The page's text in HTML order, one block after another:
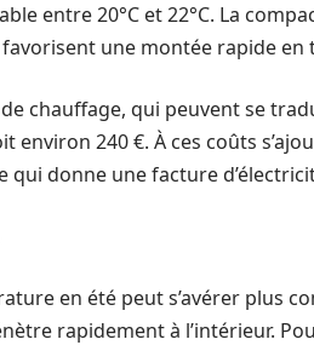
entre 20°C et 22°C. La
une montée rapide en
chauffage, qui peuvent se
environ 240 €. À ces coûts
qui donne une facture
en été peut s’avérer plus
rapidement à l’intérieur.